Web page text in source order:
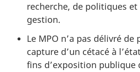
recherche, de politiques
gestion.
Le MPO n’a pas délivré
capture d’un cétacé à
fins d’exposition publique